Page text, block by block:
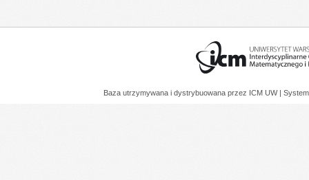
Baza utrzymywana i dystrybuowana przez ICM UW |